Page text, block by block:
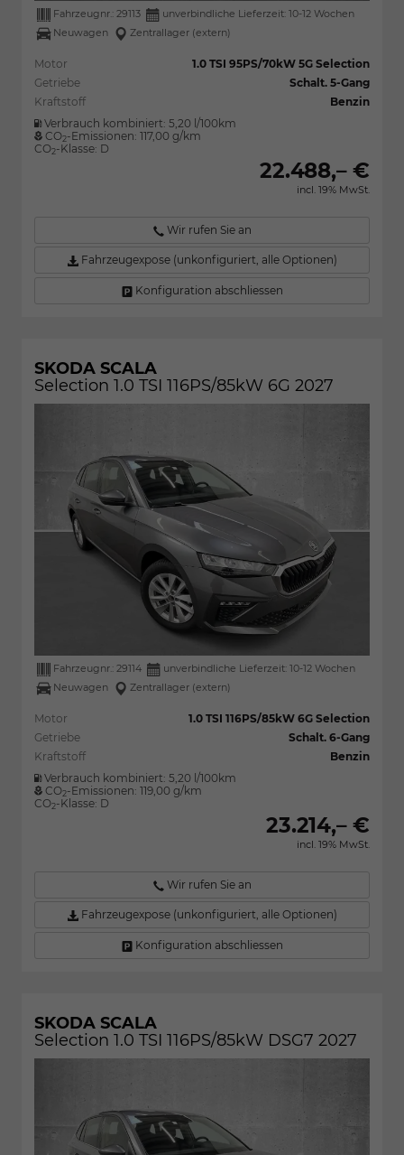
Fahrzeugnr.: 29113
unverbindliche Lieferzeit: 10-12 Wochen
Neuwagen
Zentrallager (extern)
Motor
1.0 TSI 95PS/70kW 5G Selection
Getriebe
Schalt. 5-Gang
Kraftstoff
Benzin
Verbrauch kombiniert: 5,20 l/100km
CO2-Emissionen: 117,00 g/km
CO2-Klasse: D
22.488,– €
incl. 19% MwSt.
Wir rufen Sie an
Fahrzeugexpose (unkonfiguriert, alle Optionen)
Konfiguration abschliessen
SKODA SCALA
Selection 1.0 TSI 116PS/85kW 6G 2027
Fahrzeugnr.: 29114
unverbindliche Lieferzeit: 10-12 Wochen
Neuwagen
Zentrallager (extern)
Motor
1.0 TSI 116PS/85kW 6G Selection
Getriebe
Schalt. 6-Gang
Kraftstoff
Benzin
Verbrauch kombiniert: 5,20 l/100km
CO2-Emissionen: 119,00 g/km
CO2-Klasse: D
23.214,– €
incl. 19% MwSt.
Wir rufen Sie an
Fahrzeugexpose (unkonfiguriert, alle Optionen)
Konfiguration abschliessen
SKODA SCALA
Selection 1.0 TSI 116PS/85kW DSG7 2027